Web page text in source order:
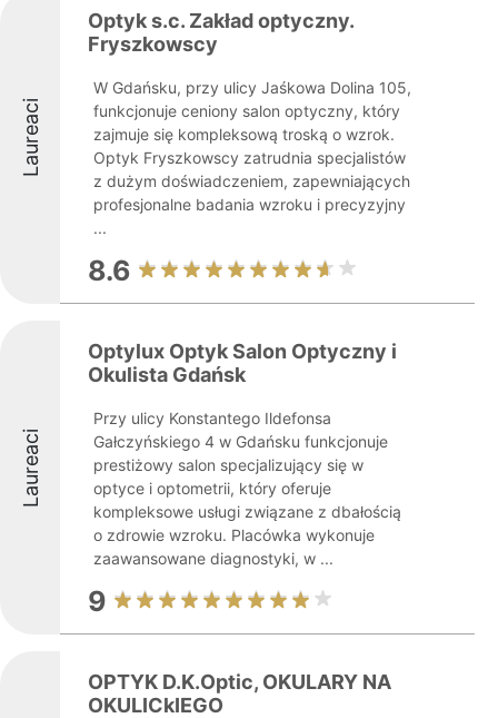
Laureaci
Optyk s.c. Zakład optyczny.
Fryszkowscy
W Gdańsku, przy ulicy Jaśkowa Dolina 105,
funkcjonuje ceniony salon optyczny, który
zajmuje się kompleksową troską o wzrok.
Optyk Fryszkowscy zatrudnia specjalistów
z dużym doświadczeniem, zapewniających
profesjonalne badania wzroku i precyzyjny
...
8.6
Laureaci
Optylux Optyk Salon Optyczny i
Okulista Gdańsk
Przy ulicy Konstantego Ildefonsa
Gałczyńskiego 4 w Gdańsku funkcjonuje
prestiżowy salon specjalizujący się w
optyce i optometrii, który oferuje
kompleksowe usługi związane z dbałością
o zdrowie wzroku. Placówka wykonuje
zaawansowane diagnostyki, w ...
9
OPTYK D.K.Optic, OKULARY NA
OKULICkIEGO